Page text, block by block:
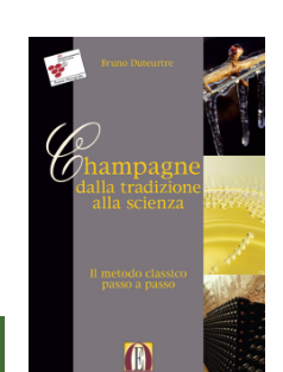
elaborazione dei mosti e dei